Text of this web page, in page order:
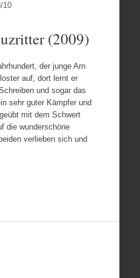
/10
(2009)
der junge Arn
auf, dort lernt er
und sogar das
sehr guter Kämpfer und
mit dem Schwert
die wunderschöne
verlieben sich und